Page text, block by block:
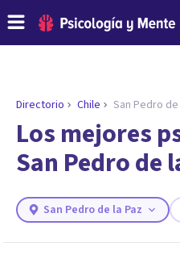
ENCONTRAR MI TERAPEUTA
¿Necesitas
psicólogo
Responde a unas breves
necesidades.
Directorio Chile San Pedro de
Los mejores
San Pedro de
San Pedro de la Paz